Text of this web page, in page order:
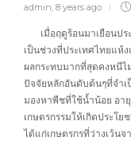
admin, 8 years ago
เมื่อฤดูร้อนมาเยือนปร
เป็นช่วงที่ประเทศไทยแ
ผลกระทบมากที่สุดคงหนีไ
ปัจจัยหลักอันดับต้นๆที่จำเ
มองหาพืชที่ใช้น้ำน้อย อา
เกษตรกรรมให้เกิดประโ
ได้แก่เกษตรกรที่ว่างเว้